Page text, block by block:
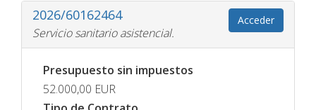
2026/60162464
Servicio sanitario asistencial.
Acceder
Presupuesto sin impuestos
52.000,00 EUR